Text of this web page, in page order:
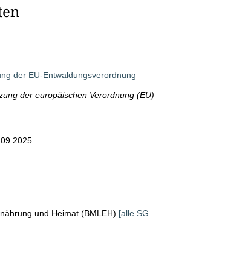
der EU-Entwaldungsverordnung
der europäischen Verordnung (EU)
und Heimat (BMLEH) [alle SG